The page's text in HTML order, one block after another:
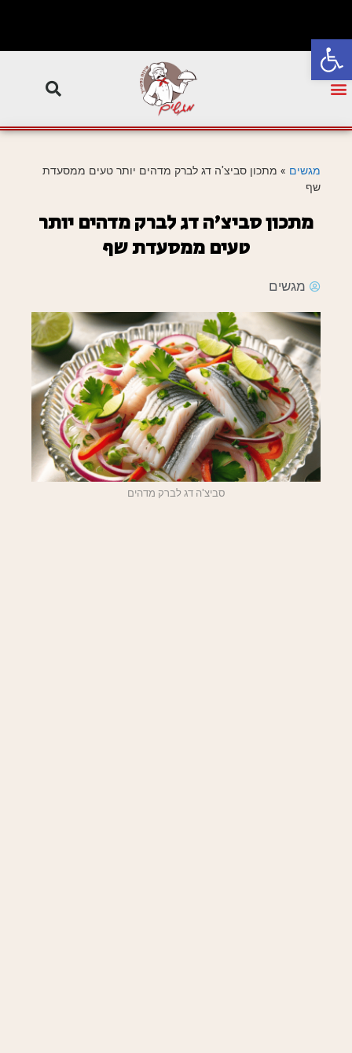
פתח סרגל נגישות
מגשים » מתכון סביצ'ה דג לברק מדהים יותר טעים ממסעדת
שף
מתכון סביצ'ה דג לברק מדהים יותר
טעים ממסעדת שף
מגשים
סביצ'ה דג לברק מדהים